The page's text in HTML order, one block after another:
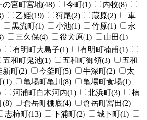
の宮町宮地(48) 今町(1)
内牧(8)
乙姫(19) 狩尾(2) 蔵原(2)
車
黒流町(1) 小池(1) 竹原(1)
永
三久保(4) 役犬原(1) 山田(1)
有明町大島子(1)
有明町楠甫(1)
五和町鬼池(1) 五和町御領(3)
五和
新町(2) 今釜町(5) 牛深町(2)
太
(1) 亀場町亀川(8)
亀場町食場(1)
河浦町白木河内(1) 北浜町(3)
楠
(8) 倉岳町棚底(4)
倉岳町宮田(2)
志柿町(13) 下浦町(2)
城下町(1)